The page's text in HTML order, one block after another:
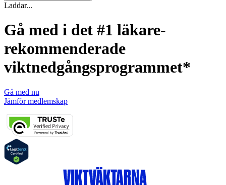
Laddar...
Gå med i det #1 läkare-
rekommenderade
viktnedgångsprogrammet*
Gå med nu
Jämför medlemskap